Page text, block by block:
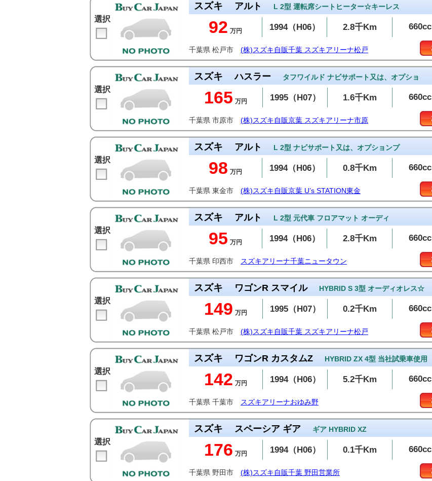
選択
スズキ アルト L 2型 運転席シートヒーター☆キーレス
92 万円 1994（H06） 2.8千Km 660cc
千葉県 松戸市 (株)スズキ自販千葉 スズキアリーナ松戸
選択
スズキ ハスラー タフワイルド ナビサポート又は、オプショ
165 万円 1995（H07） 1.6千Km 660cc
千葉県 市原市 (株)スズキ自販京葉 スズキアリーナ市原
選択
スズキ アルト L 2型 ナビサポート又は、オプションプ
98 万円 1994（H06） 0.8千Km 660cc
千葉県 東金市 (株)スズキ自販京葉 U’s STATION東金
選択
スズキ アルト L 2型 元代車 フロアマット オーディ
95 万円 1994（H06） 2.8千Km 660cc
千葉県 印西市 スズキアリーナ千葉ニュータウン
選択
スズキ ワゴンR スマイル HYBRID S 3型 オーディオレス☆
149 万円 1995（H07） 0.2千Km 660cc
千葉県 松戸市 (株)スズキ自販千葉 スズキアリーナ松戸
選択
スズキ ワゴンR カスタムZ HYBRID ZX 4型 当社試乗車使用
142 万円 1994（H06） 5.2千Km 660cc
千葉県 千葉市 スズキアリーナおゆみ野
選択
スズキ スペーシア ギア ギア HYBRID XZ
176 万円 1994（H06） 0.1千Km 660cc
千葉県 野田市 (株)スズキ自販千葉 野田営業所